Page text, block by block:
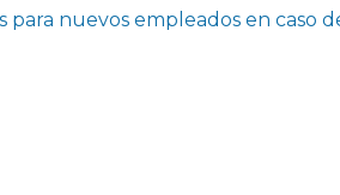
nuevos empleados en caso